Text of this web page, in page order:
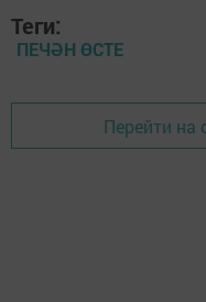
Теги:
ПЕЧӘН ӨСТЕ
Перейти на